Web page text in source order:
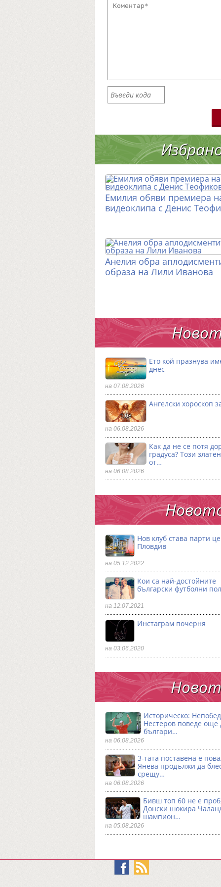
Емилия обяви премиера
видеоклипа с Денис
Анелия обра
образа на Лили Иванова
Ето кой празнува
днес
на 07.08.2026
Ангелски хороскоп
на 06.08.2026
Как да не се потя
градуса? Този
от…
на 06.08.2026
Нов клуб става парти
Пловдив
на 05.12.2022
Кои са най-достойните
български футболни
на 12.07.2021
Инстаграм почерня
на 03.06.2020
Историческо:
Нестеров поведе още
българи…
на 06.08.2026
3-тата поставена е
Янева продължи да
срещу…
на 06.08.2026
Бивш топ 60 не е
Донски шокира
шампион…
на 05.08.2026